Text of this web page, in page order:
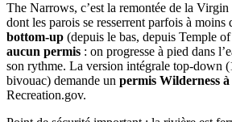
The Narrows, c’est la remontée de la
dont les parois se resserrent parfois à moins
bottom-up (depuis le bas, depuis Temple
aucun permis : on progresse à pied dans
son rythme. La version intégrale top-down
bivouac) demande un permis Wilderness à
Recreation.gov.